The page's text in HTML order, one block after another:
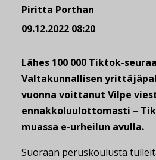
Piritta Porthan
09.12.2022 08:20
Lähes 100 000 Tiktok-
Valtakunnallisen
vuonna voittanut Vilpe
ennakkoluulottomasti –
muassa e-urheilun avulla.
Suoraan peruskoulusta